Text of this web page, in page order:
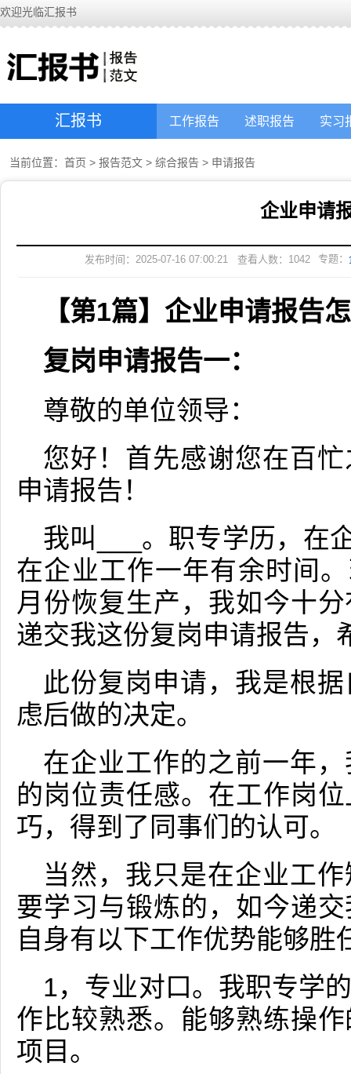
欢迎光临汇报书
汇报书 工作报告 述职报告 实习
当前位置： 首页 > 报告范文 > 综合报告 > 申请报告
企业申请
发布时间：2025-07-16 07:00:21 查看人数： 1042 专题：
【第1篇】企业申请报告
复岗申请报告一：
尊敬的单位领导：
您好！首先感谢您在百
申请报告！
我叫___。职专学历，在
在企业工作一年有余时间
月份恢复生产，我如今十
递交我这份复岗申请报告，
此份复岗申请，我是根
虑后做的决定。
在企业工作的之前一年
的岗位责任感。在工作岗
巧，得到了同事们的认可。
当然，我只是在企业工
要学习与锻炼的，如今递
自身有以下工作优势能够胜
1，专业对口。我职专学
作比较熟悉。能够熟练操
项目。